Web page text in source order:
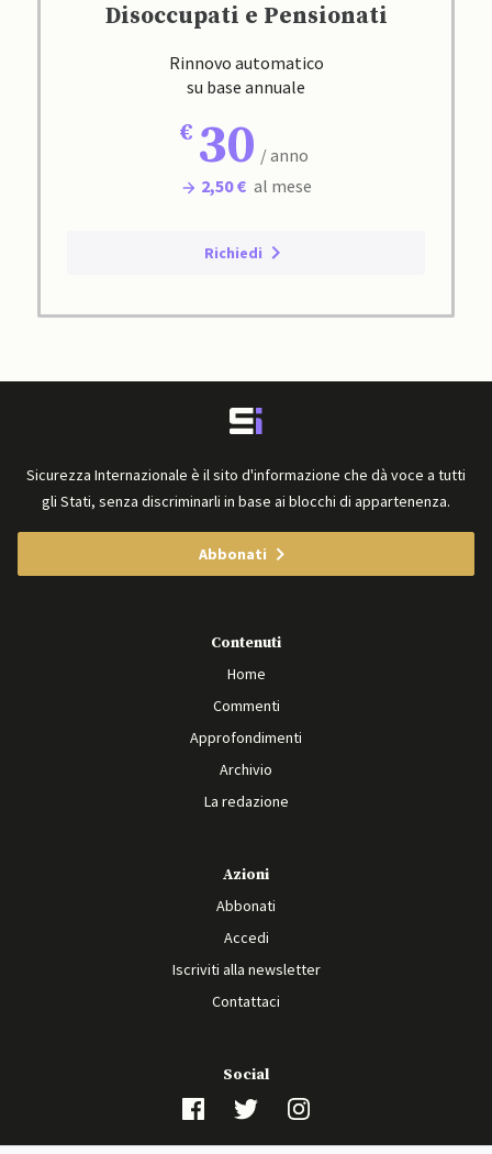
Disoccupati e Pensionati
Rinnovo automatico
su base annuale
30 / anno
2,50 € al mese
Richiedi
Sicurezza Internazionale è il sito d'informazione che dà voce a tutti
gli Stati, senza discriminarli in base ai blocchi di appartenenza.
Abbonati
Contenuti
Home
Commenti
Approfondimenti
Archivio
La redazione
Azioni
Abbonati
Accedi
Iscriviti alla newsletter
Contattaci
Social